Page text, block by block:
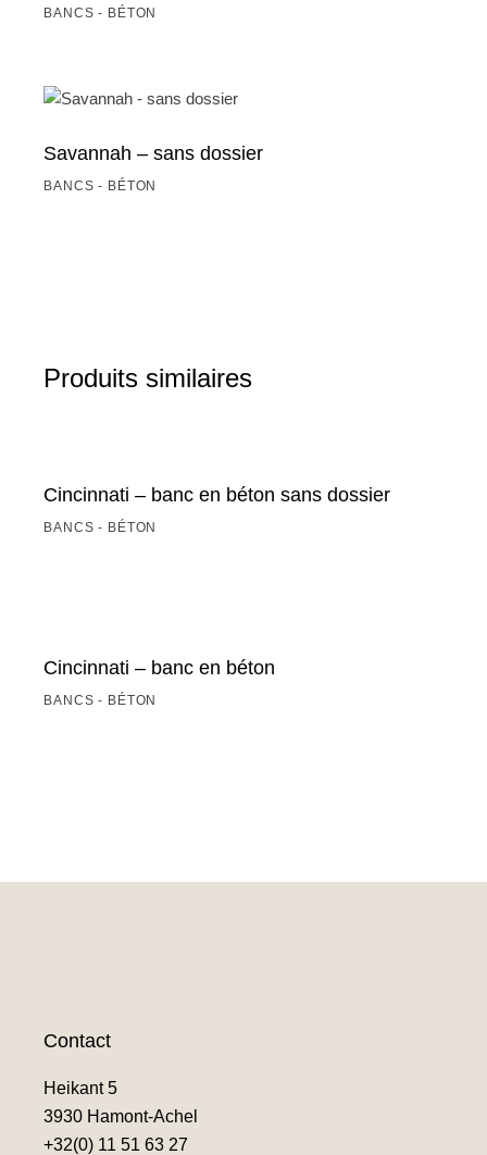
BANCS - BÉTON
Savannah – sans dossier
BANCS - BÉTON
Produits similaires
Cincinnati – banc en béton sans dossier
BANCS - BÉTON
Cincinnati – banc en béton
BANCS - BÉTON
Contact
Heikant 5
3930 Hamont-Achel
+32(0) 11 51 63 27